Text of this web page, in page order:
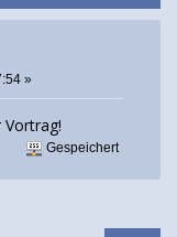
»
Gespeichert